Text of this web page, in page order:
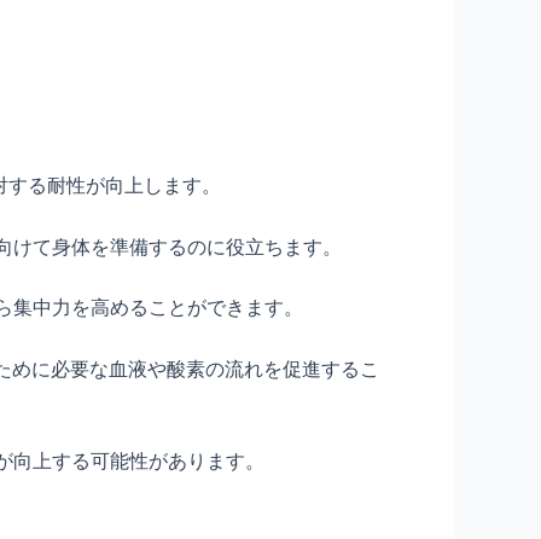
る耐性が向上します。
て身体を準備するのに役立ちます。
中力を高めることができます。
に必要な血液や酸素の流れを促進するこ
上する可能性があります。